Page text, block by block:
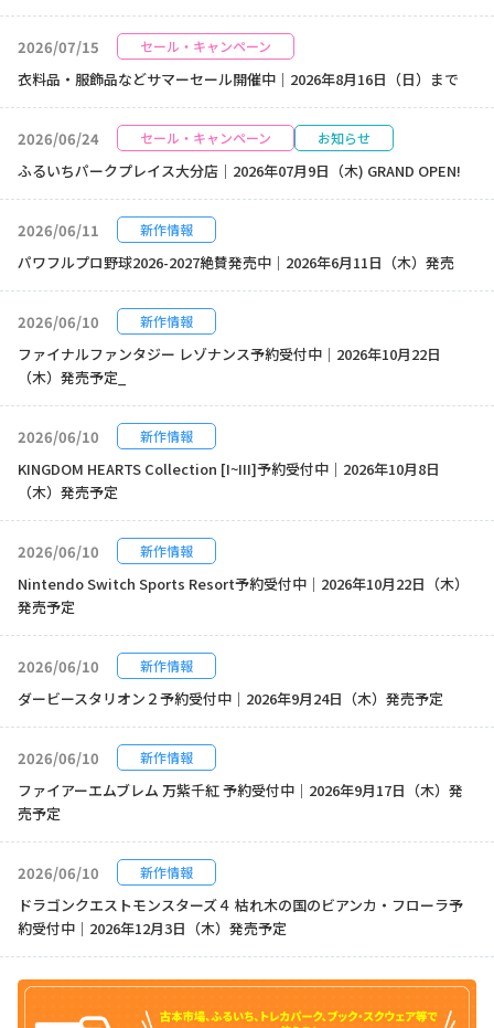
2026/07/15 セール・キャンペーン
衣料品・服飾品などサマーセール開催中｜2026年8月16日（日）まで
2026/06/24 セール・キャンペーン お知らせ
ふるいちパークプレイス大分店｜2026年07月9日（木) GRAND OPEN!
2026/06/11 新作情報
パワフルプロ野球2026-2027絶賛発売中｜2026年6月11日（木）発売
2026/06/10 新作情報
ファイナルファンタジー レゾナンス予約受付中｜2026年10月22日
（木）発売予定_
2026/06/10 新作情報
KINGDOM HEARTS Collection [I~III]予約受付中｜2026年10月8日
（木）発売予定
2026/06/10 新作情報
Nintendo Switch Sports Resort予約受付中｜2026年10月22日（木）
発売予定
2026/06/10 新作情報
ダービースタリオン２予約受付中｜2026年9月24日（木）発売予定
2026/06/10 新作情報
ファイアーエムブレム 万紫千紅 予約受付中｜2026年9月17日（木）発
売予定
2026/06/10 新作情報
ドラゴンクエストモンスターズ４ 枯れ木の国のビアンカ・フローラ予
約受付中｜2026年12月3日（木）発売予定